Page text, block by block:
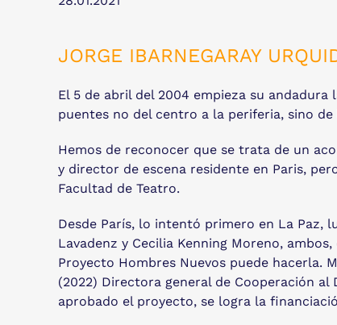
JORGE IBARNEGARAY
El 5 de abril del 2004 empieza su
puentes no del centro a la periferia, sino de
Hemos de reconocer que se trata de un
y director de escena residente en Paris,
Facultad de Teatro.
Desde París, lo intentó primero en La Paz,
Lavadenz y Cecilia Kenning Moreno,
Proyecto Hombres Nuevos puede hacerla.
(2022) Directora general de Cooperación
aprobado el proyecto, se logra la